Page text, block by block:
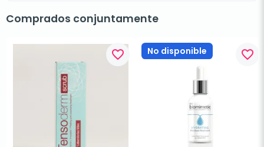
Comprados conjuntamente
favorite_border No disponible favorite_border